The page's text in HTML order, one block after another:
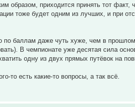
образом, приходится принять тот
тоже будет одним из лучших, и при
баллам даже чуть хуже, чем в
В чемпионате уже десятая сила
одну из двух прямых путёвок на
то есть какие-то вопросы, а так всё.